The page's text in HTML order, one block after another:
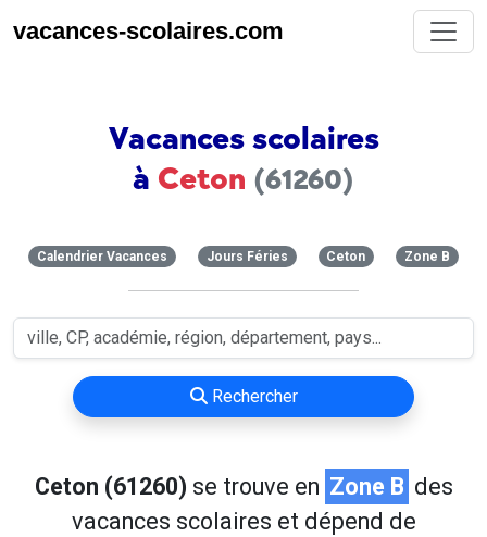
vacances-scolaires.com
Vacances scolaires
à Ceton (61260)
Calendrier Vacances Jours Féries Ceton Zone B
Rechercher
Ceton (61260) se trouve en Zone B des
vacances scolaires et dépend de